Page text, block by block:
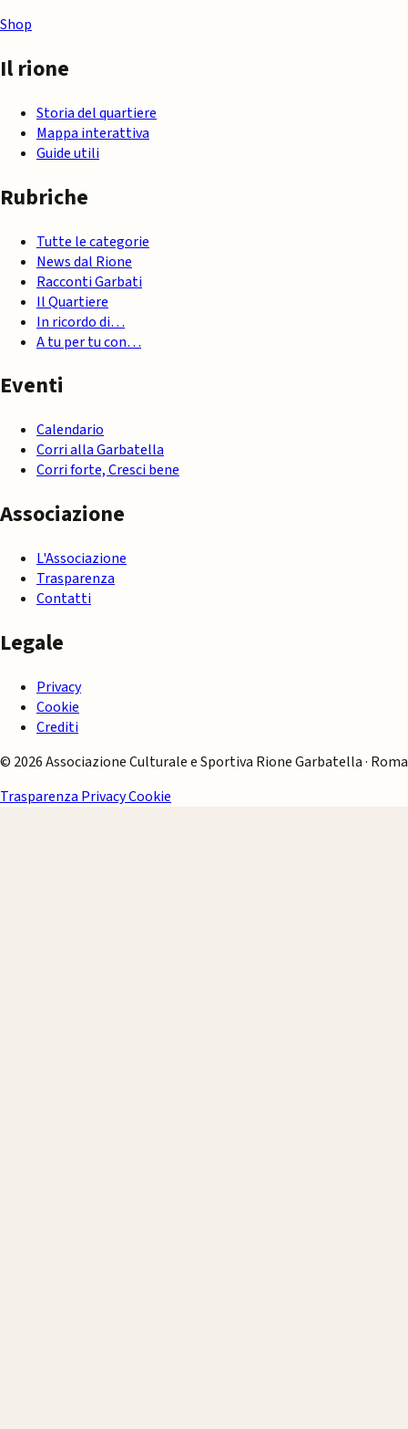
Shop
Il rione
Storia del quartiere
Mappa interattiva
Guide utili
Rubriche
Tutte le categorie
News dal Rione
Racconti Garbati
Il Quartiere
In ricordo di…
A tu per tu con…
Eventi
Calendario
Corri alla Garbatella
Corri forte, Cresci bene
Associazione
L'Associazione
Trasparenza
Contatti
Legale
Privacy
Cookie
Crediti
© 2026 Associazione Culturale e Sportiva Rione Garbatella · Roma
Trasparenza PrivacyCookie